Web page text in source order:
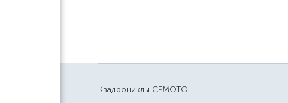
Квадроциклы CFMOTO